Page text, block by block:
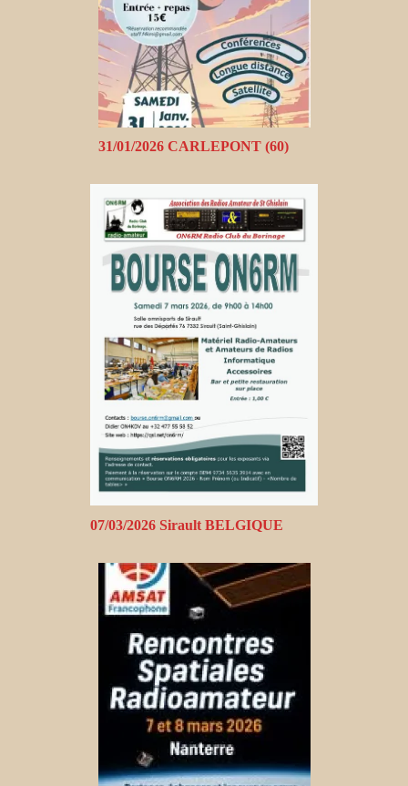
31/01/2026 CARLEPONT (60)
07/03/2026 Sirault BELGIQUE